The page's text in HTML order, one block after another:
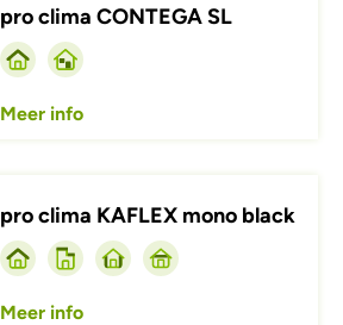
pro clima CONTEGA SL
Meer info
pro clima KAFLEX mono black
Meer info